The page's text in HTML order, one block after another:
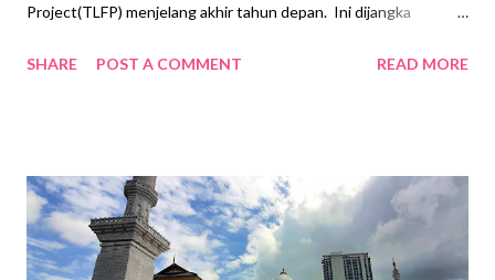
Project(TLFP) menjelang akhir tahun depan. Ini dijangka
Sudah Makan ?', dimana peratusan daripada semua produk beras
digunakan di Asia bagi mengambarkan kebimbangan dan
keprihatinan, adalah salah satu usaha tanjungjawab sosial
korporat GCH Retail untuk mengurangkan bebanan rakyat yang
SHARE POST A COMMENT READ MORE